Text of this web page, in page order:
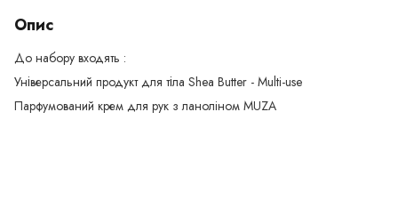
Опис
До набору входять :
Універсальний продукт для тіла Shea Butter - Multi-use
Парфумований крем для рук з ланолiном MUZA